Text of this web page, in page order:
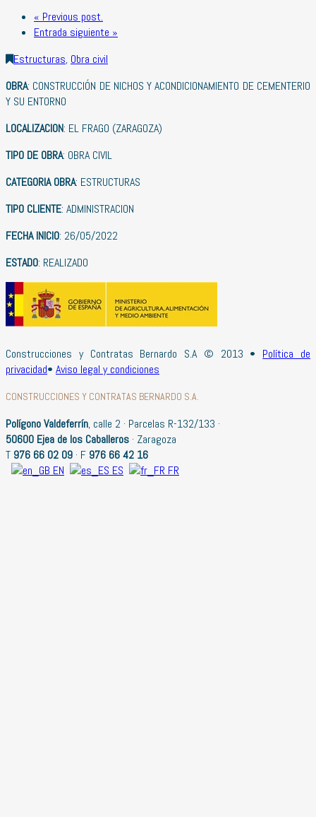
« Previous post.
Entrada siguiente »
Estructuras, Obra civil
OBRA: CONSTRUCCIÓN DE NICHOS Y ACONDICIONAMIENTO DE CEMENTERIO
Y SU ENTORNO
LOCALIZACION: EL FRAGO (ZARAGOZA)
TIPO DE OBRA: OBRA CIVIL
CATEGORIA OBRA: ESTRUCTURAS
TIPO CLIENTE: ADMINISTRACION
FECHA INICIO: 26/05/2022
ESTADO: REALIZADO
Construcciones y Contratas Bernardo S.A © 2013 • Política de
privacidad• Aviso legal y condiciones
CONSTRUCCIONES Y CONTRATAS BERNARDO S.A.
Polígono Valdeferrín, calle 2 · Parcelas R-132/133 ·
50600 Ejea de los Caballeros · Zaragoza
T 976 66 02 09 · F 976 66 42 16
EN
ES FR